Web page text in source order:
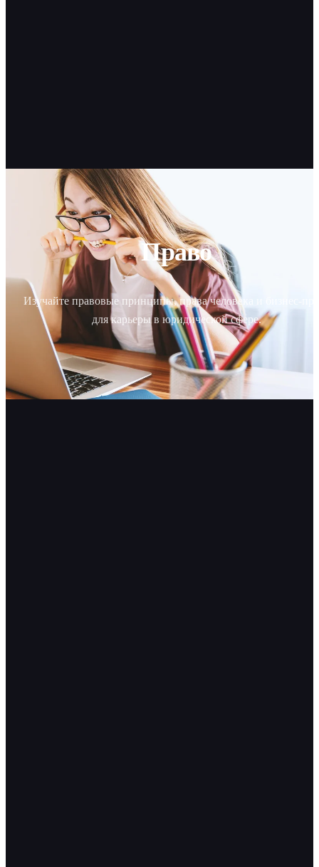
Право
Изучайте правовые принципы, права человека и бизнес-
для карьеры в юридической сфере.